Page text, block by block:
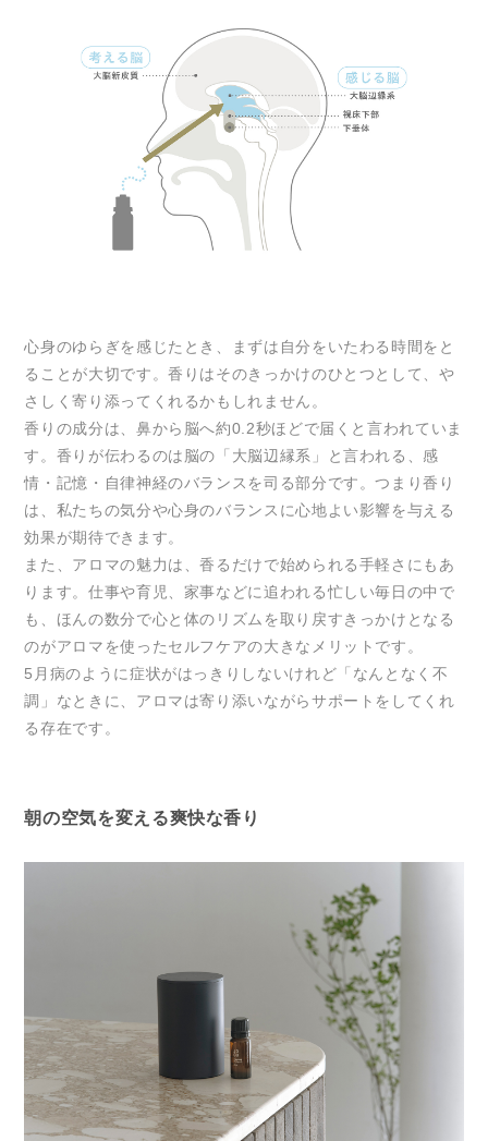
心身のゆらぎを感じたとき、まずは自分をいたわる時間をと
ることが大切です。香りはそのきっかけのひとつとして、や
さしく寄り添ってくれるかもしれません。
香りの成分は、鼻から脳へ約0.2秒ほどで届くと言われていま
す。香りが伝わるのは脳の「大脳辺縁系」と言われる、感
情・記憶・自律神経のバランスを司る部分です。つまり香り
は、私たちの気分や心身のバランスに心地よい影響を与える
効果が期待できます。
また、アロマの魅力は、香るだけで始められる手軽さにもあ
ります。仕事や育児、家事などに追われる忙しい毎日の中で
も、ほんの数分で心と体のリズムを取り戻すきっかけとなる
のがアロマを使ったセルフケアの大きなメリットです。
5月病のように症状がはっきりしないけれど「なんとなく不
調」なときに、アロマは寄り添いながらサポートをしてくれ
る存在です。
朝の空気を変える爽快な香り